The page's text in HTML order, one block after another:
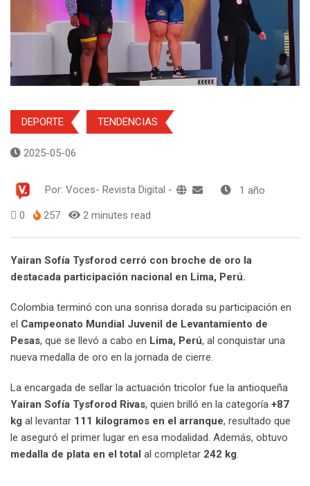
DEPORTE TENDENCIAS
2025-05-06
Por: Voces- Revista Digital - 1 año
0 257 2 minutes read
Yairan Sofía Tysforod cerró con broche de oro la
destacada participación nacional en Lima, Perú.
Colombia terminó con una sonrisa dorada su participación en
el Campeonato Mundial Juvenil de Levantamiento de
Pesas, que se llevó a cabo en Lima, Perú, al conquistar una
nueva medalla de oro en la jornada de cierre.
La encargada de sellar la actuación tricolor fue la antioqueña
Yairan Sofía Tysforod Rivas, quien brilló en la categoría +87
kg al levantar 111 kilogramos en el arranque, resultado que
le aseguró el primer lugar en esa modalidad. Además, obtuvo
medalla de plata en el total al completar 242 kg.